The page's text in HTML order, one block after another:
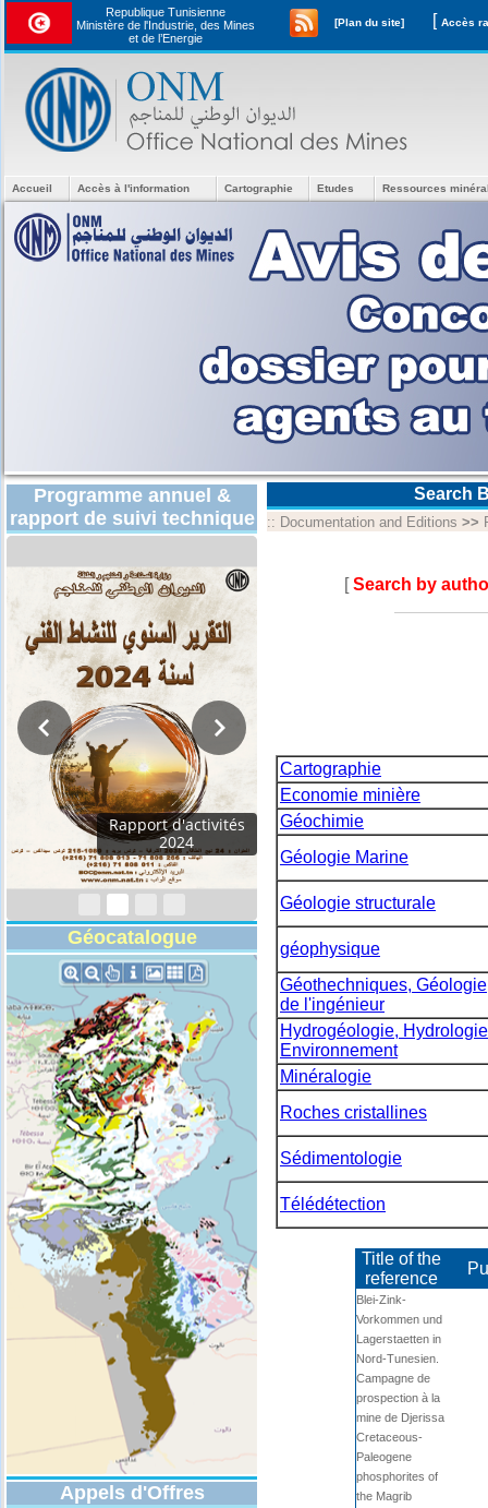
Republique Tunisienne
Ministère de l'Industrie, des Mines
et de l’Energie
[Plan du site] [
Accueil Accès à l'information Cartographie Etudes Ressources
Programme annuel &
rapport de suivi technique
Rapport d'activités
2024
Géocatalogue
Appels d'Offres
Search
:: Documentation and Editions >>
[Search by
Cartographie
Economie minière
Géochimie
Géologie Marine
Géologie structurale
géophysique
Géothechniques, Géologie
de l'ingénieur
Hydrogéologie,
Environnement
Minéralogie
Roches cristallines
Sédimentologie
Télédétection
Title of the
reference
Blei-Zink-
Vorkommen und
Lagerstaetten in
Nord-Tunesien.
Campagne de
prospection à la
mine de Djerissa
Cretaceous-
Paleogene
phosphorites of
the Magrib